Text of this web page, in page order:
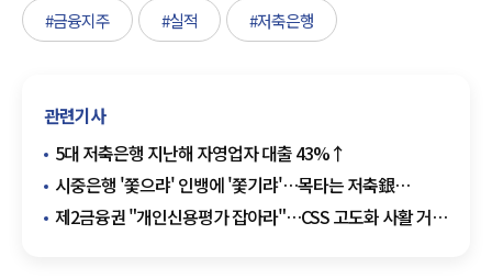
#금융지주 #실적 #저축은행
관련기사
5대 저축은행 지난해 자영업자 대출 43%↑
시중은행 '쫓으랴' 인뱅에 '쫓기랴'…목타는 저축銀
"먹거리 찾기" 특명
제2금융권 "개인신용평가 잡아라"…CSS 고도화 사활 거는